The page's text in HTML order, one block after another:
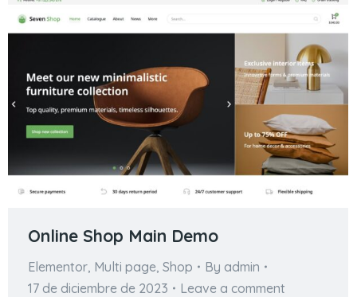
Online Shop Main Demo
Elementor Multi page Shop By admin
17 de diciembre de 2023
Leave a comment